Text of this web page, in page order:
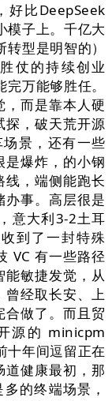
好比DeepSeek
模子上。千亿大
型是明智的）
仗的持续创业
万能够胜任。
，而是靠本人硬
探，破天荒开源
景，还有一些
爆炸，的小钢
，端侧能跑长
事。高层很是
意大利3-2土耳
到了一封特殊
VC 有一些路径
敏捷发觉，从
曾经取长安、上
做了。而且贸
源的 minicpm
十年间逗留正在
健康最初，那
的终端场景，